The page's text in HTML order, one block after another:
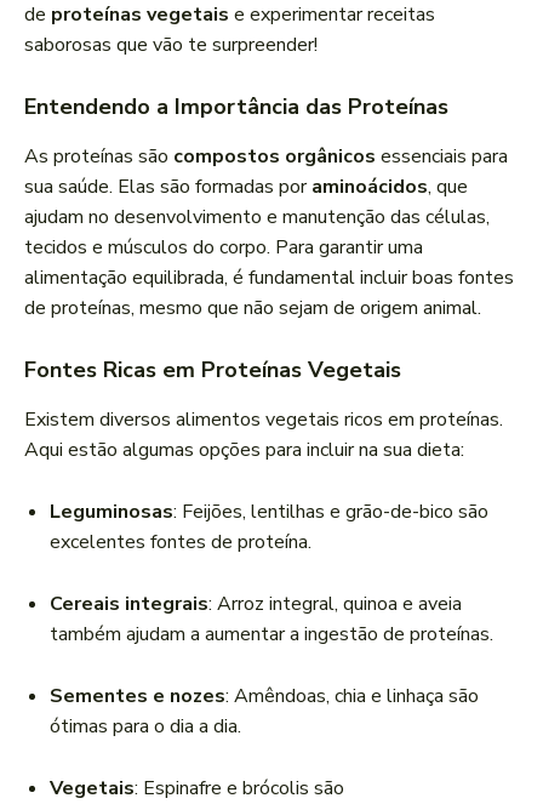
de proteínas vegetais e experimentar receitas
saborosas que vão te surpreender!
Entendendo a Importância das Proteínas
As proteínas são compostos orgânicos essenciais para
sua saúde. Elas são formadas poraminoácidos, que
ajudam no desenvolvimento e manutenção das células,
tecidos e músculos do corpo. Para garantir uma
alimentação equilibrada, é fundamental incluir boas fontes
de proteínas, mesmo que não sejam de origem animal.
Fontes Ricas em Proteínas Vegetais
Existem diversos alimentos vegetais ricos em proteínas.
Aqui estão algumas opções para incluir na sua dieta:
Leguminosas: Feijões, lentilhas e grão-de-bico são
excelentes fontes de proteína.
Cereais integrais: Arroz integral, quinoa e aveia
também ajudam a aumentar a ingestão de proteínas.
Sementes e nozes: Amêndoas, chia e linhaça são
ótimas para o dia a dia.
Vegetais: Espinafre e brócolis são